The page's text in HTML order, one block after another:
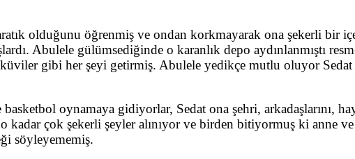
olduğunu öğrenmiş ve ondan korkmayarak ona şekerli bir
Abulele gülümsediğinde o karanlık depo aydınlanmıştı
gibi her şeyi getirmiş. Abulele yedikçe mutlu oluyor
oynamaya gidiyorlar, Sedat ona şehri, arkadaşlarını,
kadar çok şekerli şeyler alınıyor ve birden bitiyormuş ki anne ve
söyleyememiş.